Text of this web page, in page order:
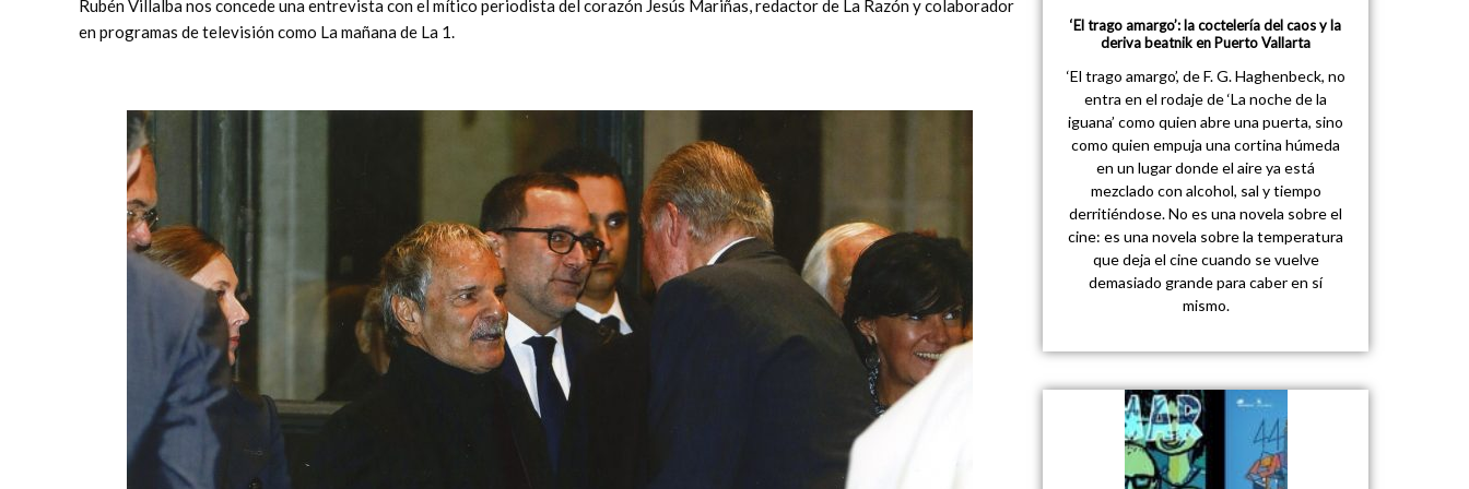
Rubén Villalba nos concede una entrevista con el mítico periodista del corazón Jesús Mariñas, redactor de La Razón y colaborador
en programas de televisión como La mañana de La 1.
‘El trago amargo’: la coctelería del caos y la
deriva beatnik en Puerto Vallarta
‘El trago amargo’, de F. G. Haghenbeck, no
entra en el rodaje de ‘La noche de la
iguana’ como quien abre una puerta, sino
como quien empuja una cortina húmeda
en un lugar donde el aire ya está
mezclado con alcohol, sal y tiempo
derritiéndose. No es una novela sobre el
cine: es una novela sobre la temperatura
que deja el cine cuando se vuelve
demasiado grande para caber en sí
mismo.